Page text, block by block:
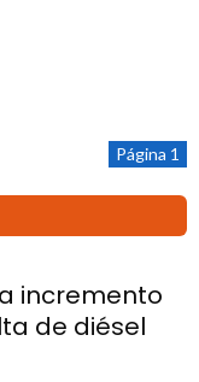
Página 1
incremento
de diésel